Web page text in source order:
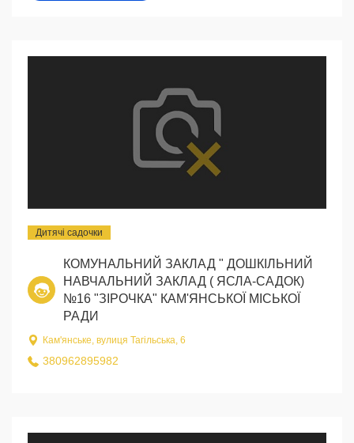
Дитячі садочки
КОМУНАЛЬНИЙ ЗАКЛАД " ДОШКІЛЬНИЙ
НАВЧАЛЬНИЙ ЗАКЛАД ( ЯСЛА-САДОК)
№16 "ЗІРОЧКА" КАМ'ЯНСЬКОЇ МІСЬКОЇ
РАДИ
Кам'янське, вулиця Тагільська, 6
380962895982